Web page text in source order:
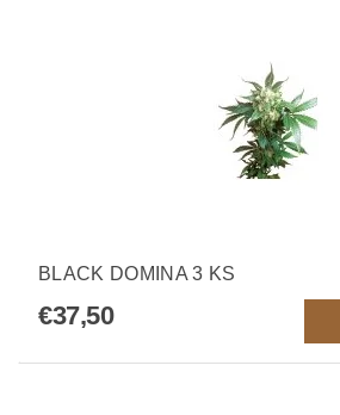
BLACK DOMINA 3 KS
€37,50